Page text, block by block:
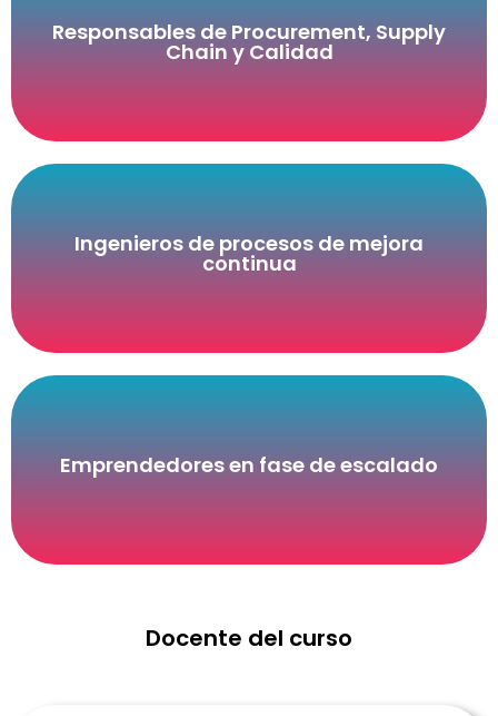
Responsables de Procurement, Supply
Chain y Calidad
Ingenieros de procesos de mejora
continua
Que necesitan justificar sus proyectos
financieramente.
Emprendedores en fase de escalado
Que necesitan entender el impacto de sus decisiones
en caja.
Docente del curso